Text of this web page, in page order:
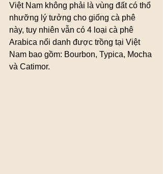
Việt Nam không phải là vùng đất có thổ
nhưỡng lý tưởng cho giống cà phê
này, tuy nhiên vẫn có 4 loại cà phê
Arabica nổi danh được trồng tại Việt
Nam bao gồm: Bourbon, Typica, Mocha
và Catimor.